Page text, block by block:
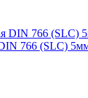
766 (SLC)